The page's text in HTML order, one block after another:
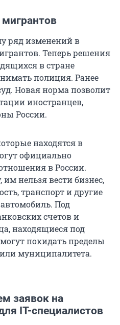
ряд изменений в
Теперь решения
в стране
полиция. Ранее
Новая норма позволит
иностранцев,
России.
находятся в
официально
в России.
им нельзя вести бизнес,
транспорт и другие
Под
счетов и
находящиеся под
покидать пределы
муниципалитета.
заявок на
IТ-специалистов